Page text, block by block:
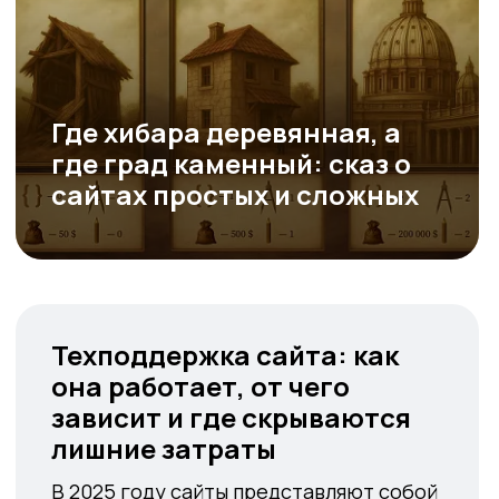
Дмитрий Хоружко,
Руководитель
Nineseven
Аналитика
Где хибара деревянная, а
где град каменный: сказ о
сайтах простых и сложных
Техподдержка сайта: как
она работает, от чего
зависит и где скрываются
лишние затраты
В 2025 году сайты представляют собой
Техподдержка сайта: как
она работает, от чего
зависит и где скрываются
лишние затраты
В 2025 году сайты представляют собой